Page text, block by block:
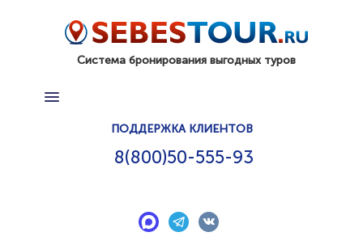
Система бронирования выгодных туров
ПОИСК ТУРА
ГОРЯЩИЕ ТУРЫ
КОНТАКТЫ
ПОДДЕРЖКА КЛИЕНТОВ
8(800)50-555-93